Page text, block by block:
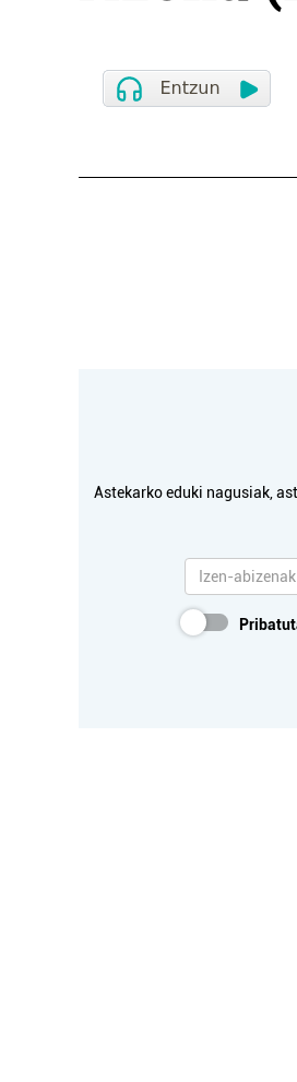
Astekarko eduki nagusiak,